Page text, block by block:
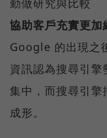
協助客戶充實更加
Google 的出現之
資訊認為搜尋引
集中，而搜尋引擎
成形。